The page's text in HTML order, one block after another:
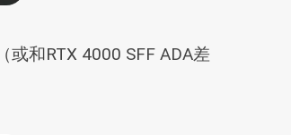
或和RTX 4000 SFF ADA差